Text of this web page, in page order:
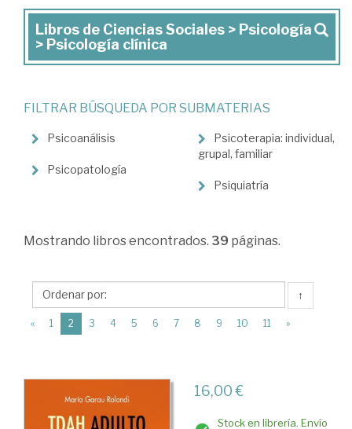
Libros
de
Sociales
>
>
clínica
Libros de Ciencias Sociales > Psicología
> Psicología clínica
FILTRAR BÚSQUEDA POR SUBMATERIAS
Psicoanálisis
Psicopatología
Psicoterapia: individual,
grupal, familiar
Psiquiatría
Mostrando libros encontrados. 39 páginas.
↑
« 1 2 (current)
3 4 5 6 7 8 9 10 11 »
16,00 €
Stock en librería. Envío